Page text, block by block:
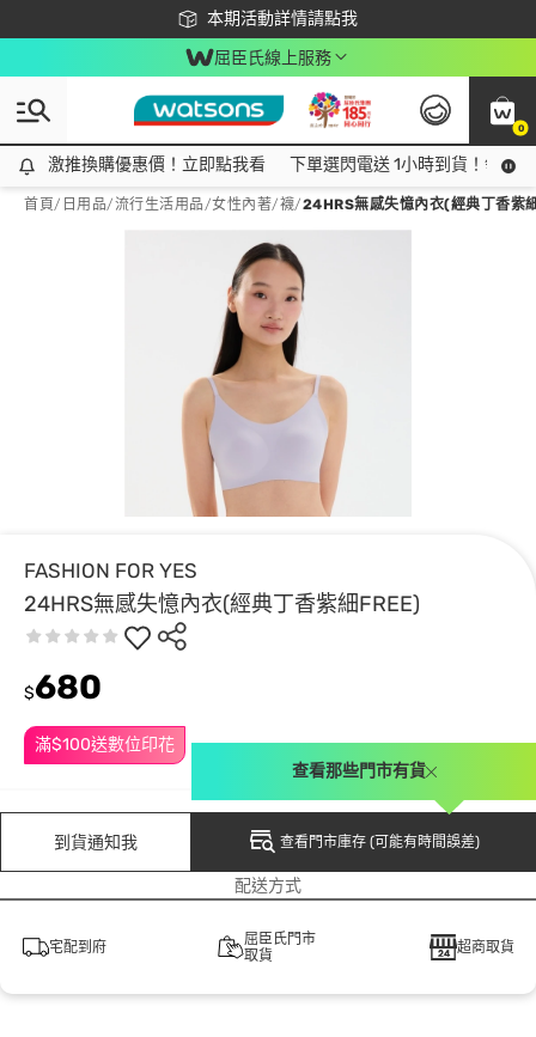
本期活動詳情請點我
下載app最高回饋$350
屈臣氏線上服務
0
激推換購優惠價！立即點我看
激推換購優惠價！立即點我看 下單選閃電送 1小時到貨！領神
首頁/ 日用品/流行生活用品/女性內著/襪/24HRS無感失憶內衣(經典丁香紫
FASHION FOR YES
24HRS無感失憶內衣(經典丁香紫細FREE)
滿$100送數位印花
$680
到貨通知我 查看門市庫存 (可能有時間誤差)
查看那些門市有貨
配送方式
宅配到府
屈臣氏門市
取貨
超商取貨